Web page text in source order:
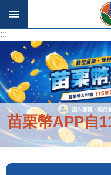
跳到主要內容區塊
:::
苗栗幣APP自